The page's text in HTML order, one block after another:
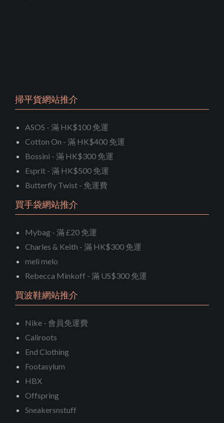
掃平貨網站推介
ASOS - 滿 HK$100 免運
Cotton On - 滿 HK$400 免運
Bossini - 滿 HK$300 免運
Esprit - 滿 HK$500 免運
Butterfly Twist - 免運費
買手袋網站推介
Mybag - 滿 £20 免運
Charles & Keith - 滿 HK$300 免運
meli melo
Rebecca Minkoff - 滿 US$300 免運
買波鞋網站推介
Nike - 會員免運費
Caliroots
End Clothing
Footasylum
HBX
Offspring
Sneakersnstuff